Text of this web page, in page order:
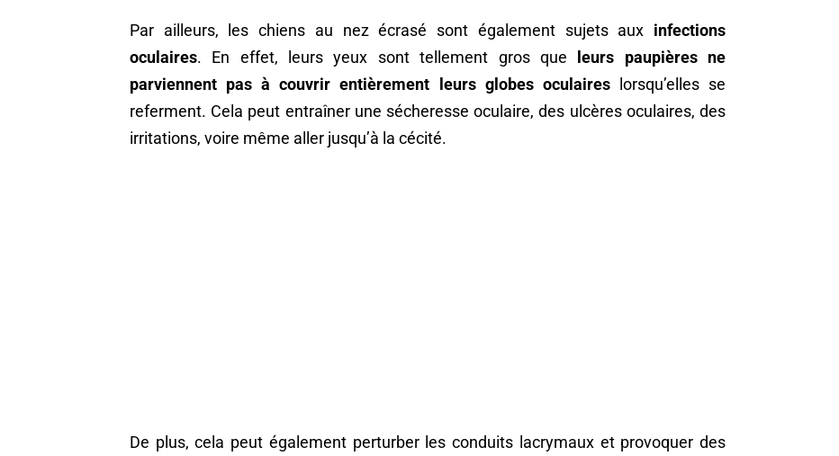
Par ailleurs, les chiens au nez écrasé sont également sujets aux infections
oculaires. En effet, leurs yeux sont tellement gros que
leurs paupières ne
parviennent pas à couvrir entièrement leurs globes oculaireslorsqu’elles se
referment. Cela peut entraîner une sécheresse oculaire, des ulcères oculaires, des
irritations, voire même aller jusqu’à la cécité.
De plus, cela peut également perturber les conduits lacrymaux et provoquer des